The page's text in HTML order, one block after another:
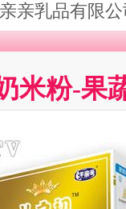
亲乳品有限
米粉-果